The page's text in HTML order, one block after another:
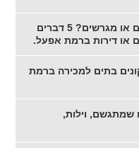
בתים ברמת אפעל, וילות, קוטג'ים או מגרשים? 5 דברים
או דירות ברמת אפעל.
בתים למכירה ברמת
וילות,